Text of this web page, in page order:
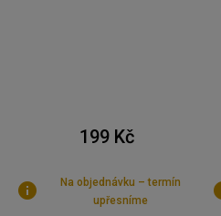
199 Kč
Na objednávku – termín
upřesníme